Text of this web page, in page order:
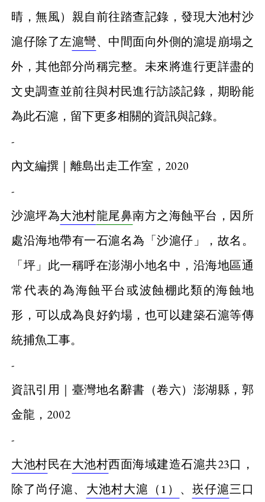
晴，無風）親自前往踏查記錄，發現大池村沙
滬仔除了左滬彎、中間面向外側的滬堤崩塌之
外，其他部分尚稱完整。未來將進行更詳盡的
文史調查並前往與村民進行訪談記錄，期盼能
為此石滬，留下更多相關的資訊與記錄。
-
內文編撰｜離島出走工作室，2020
-
沙滬坪為大池村龍尾鼻南方之海蝕平台，因所
處沿海地帶有一石滬名為「沙滬仔」，故名。
「坪」此一稱呼在澎湖小地名中，沿海地區通
常代表的為海蝕平台或波蝕棚此類的海蝕地
形，可以成為良好釣場，也可以建築石滬等傳
統捕魚工事。
-
資訊引用｜臺灣地名辭書（卷六）澎湖縣，郭
金龍，2002
-
大池村民在大池村西面海域建造石滬共23口，
除了尚仔滬、 大池村大滬（1） 、 崁仔滬三口